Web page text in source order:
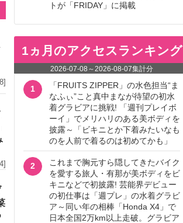
トが「FRIDAY」に掲載
1ヵ月のアクセスランキング
2026-07-08 ～2026-08-07集計分
1
「FRUITS ZIPPER」の水色担当“ま
なふぃ”こと真中まなが待望の初水
着グラビアに挑戦! 「週刊プレイボ
ーイ」でメリハリのある美ボディを
披露～「ビキニとか下着みたいなも
のを人前で着るのは初めてかも」
2
これまで胸元すら隠してきたバイク
を愛する旅人・有那が美ボディをビ
キニなどで初披露! 芸能界デビュー
の初仕事は「週プレ」の水着グラビ
ア～同い年の相棒「Honda X4」で
日本全国2万km以上走破。グラビア